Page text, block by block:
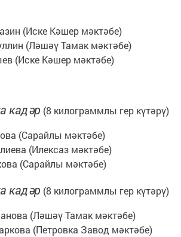
(Иске Кәшер мәктәбе)
(Ләшәү Тамак мәктәбе)
(Иске Кәшер мәктәбе)
кадәр (8 килограммлы гер күтәрү)
(Сарайлы мәктәбе)
(Илексаз мәктәбе)
(Сарайлы мәктәбе)
кадәр (8 килограммлы гер күтәрү)
(Ләшәү Тамак мәктәбе)
(Петровка Завод мәктәбе)